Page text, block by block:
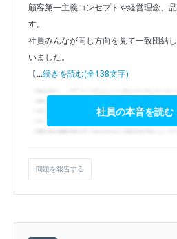
顧客第一主義コンセプトや経営理念、
す。
社員みんなが同じ方向を見て一致団結
いました。
【...続きを読む(全138文字)
社員の本音を読む
問題を報告する